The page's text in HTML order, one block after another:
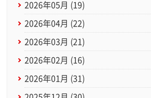
2026年05月 (19)
2026年04月 (22)
2026年03月 (21)
2026年02月 (16)
2026年01月 (31)